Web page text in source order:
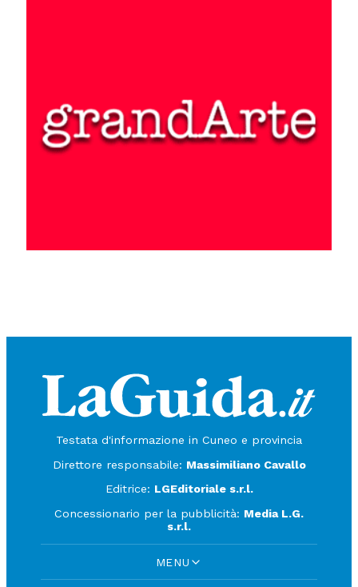
Testata d'informazione in Cuneo e provincia
Direttore responsabile: Massimiliano Cavallo
Editrice: LGEditoriale s.r.l.
Concessionario per la pubblicità: Media L.G.
s.r.l.
MENU